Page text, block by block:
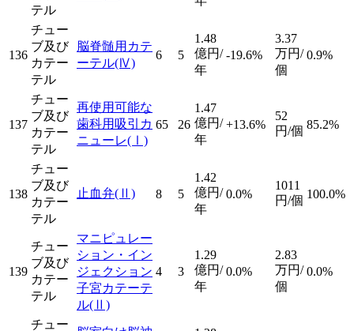
テル
136
チュー
ブ及び
カテー
テル
脳脊髄用カテ
ーテル(Ⅳ)
6 5
1.48
億円/
年
-19.6%
3.37
万円/
個
0.9%
137
チュー
ブ及び
カテー
テル
再使用可能な
歯科用吸引カ
ニューレ(Ⅰ)
65 26
1.47
億円/
年
+13.6%
52
円/個 85.2%
138
チュー
ブ及び
カテー
テル
止血弁(Ⅱ) 8 5
1.42
億円/
年
0.0%
1011
円/個 100.0%
139
チュー
ブ及び
カテー
テル
マニピュレー
ション・イン
ジェクション
子宮カテーテ
ル(Ⅱ)
4 3
1.29
億円/
年
0.0%
2.83
万円/
個
0.0%
チュー